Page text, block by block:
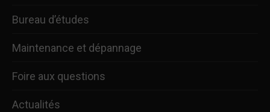
Bureau d’études
Maintenance et dépannage
Foire aux questions
Actualités